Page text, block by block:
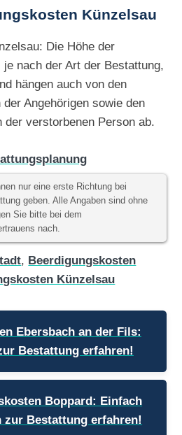
Künzelsau
Die Höhe der
nach der Art der Bestattung,
hängen auch von den
Angehörigen sowie den
der verstorbenen Person ab.
nur eine erste Richtung bei
geben. Alle Angaben sind ohne
Sie bitte bei dem
nach.
, Beerdigungskosten
Künzelsau
Ebersbach an der Fils:
Bestattung erfahren!
Boppard: Einfach
zur Bestattung erfahren!